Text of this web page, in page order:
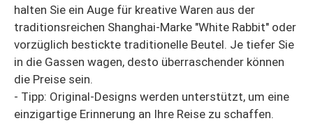
halten Sie ein Auge für kreative Waren aus der
traditionsreichen Shanghai-Marke "White Rabbit" oder
vorzüglich bestickte traditionelle Beutel. Je tiefer Sie
in die Gassen wagen, desto überraschender können
die Preise sein.
- Tipp: Original-Designs werden unterstützt, um eine
einzigartige Erinnerung an Ihre Reise zu schaffen.